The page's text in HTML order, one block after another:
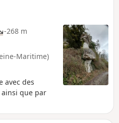
-268 m
Maritime)
avec des
que par